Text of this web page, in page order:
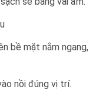
bề mặt nằm ngang,
nồi đúng vị trí.